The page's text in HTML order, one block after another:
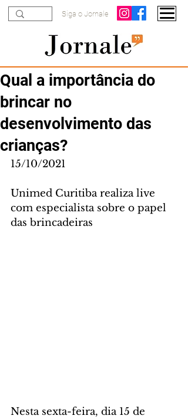
Siga o Jornale
Qual a importância do
brincar no
desenvolvimento das
crianças?
15/10/2021
Unimed Curitiba realiza live
com especialista sobre o papel
das brincadeiras
Nesta sexta-feira, dia 15 de